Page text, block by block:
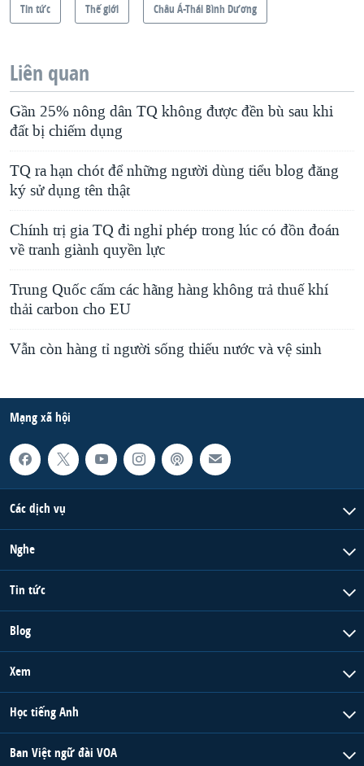
Tin tức Thế giới Châu Á-Thái Bình Dương
Liên quan
Gần 25% nông dân TQ không được đền bù sau khi
đất bị chiếm dụng
TQ ra hạn chót để những người dùng tiểu blog đăng
ký sử dụng tên thật
Chính trị gia TQ đi nghỉ phép trong lúc có đồn đoán
về tranh giành quyền lực
Trung Quốc cấm các hãng hàng không trả thuế khí
thải carbon cho EU
Vẫn còn hàng tỉ người sống thiếu nước và vệ sinh
Mạng xã hội
Các dịch vụ
Nghe
Tin tức
Blog
Xem
Học tiếng Anh
Ban Việt ngữ đài VOA